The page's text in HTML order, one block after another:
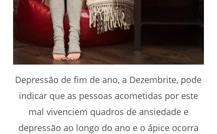
Depressão de fim de ano, a Dezembrite, pode
indicar que as pessoas acometidas por este
mal vivenciem quadros de ansiedade e
depressão ao longo do ano e o ápice ocorra